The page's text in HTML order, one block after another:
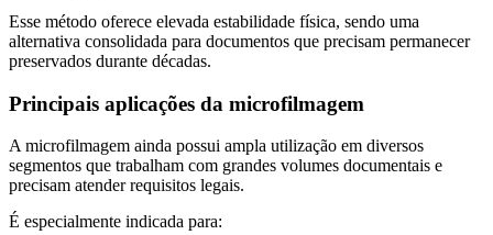
Vendas
Normas
de
Proteção
a
Lei
Geral
de
de
Esse método oferece elevada estabilidade física, sendo uma
alternativa consolidada para documentos que precisam permanecer
preservados durante décadas.
Principais aplicações da microfilmagem
A microfilmagem ainda possui ampla utilização em diversos
segmentos que trabalham com grandes volumes documentais e
precisam atender requisitos legais.
É especialmente indicada para: